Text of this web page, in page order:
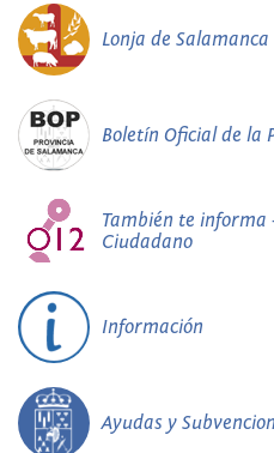
Lonja de Salamanca
Boletín Oficial de la
También te informa
Ciudadano
Información
Ayudas y